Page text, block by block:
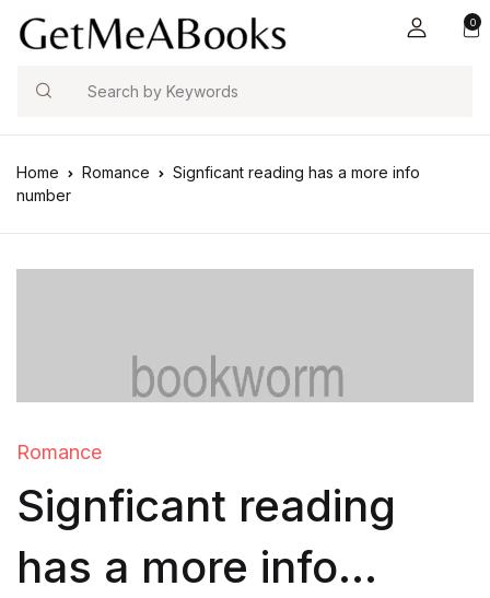
0
Search
Home Romance
Signficant reading has a more info
number
Romance
Signficant reading
has a more info